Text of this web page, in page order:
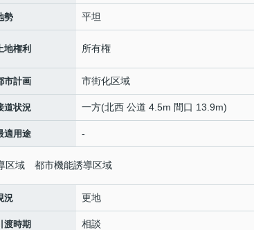
勢 平坦
地権利 所有権
市計画 市街化区域
道状況 一方(北西 公道 4.5m 間口 13.9m)
適用途 -
区域 都市機能誘導区域
況 更地
渡時期 相談